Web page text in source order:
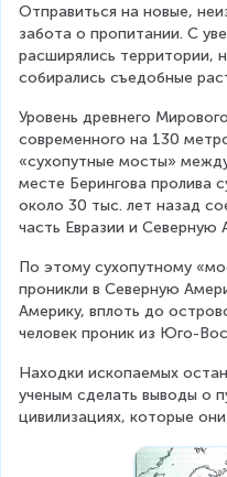
Отправиться на новые,
забота о пропитании. С
расширялись территории,
собирались съедобные
Уровень древнего
современного на 130
«сухопутные мосты»
месте Берингова пролива
около 30 тыс. лет назад
часть Евразии и Северную
По этому сухопутному
проникли в Северную
Америку, вплоть до
человек проник из Юго-
Находки ископаемых
ученым сделать выводы о
цивилизациях, которые